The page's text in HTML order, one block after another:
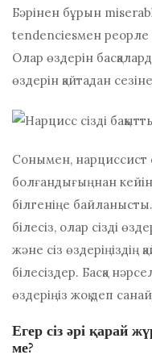
Бәрінен бұрын
tеndеnсіеѕмен реорле
Олар өздерін
өздерін қайтадан
Сонымен, нарциссист
болғандығыңнан
білгеніңе
білесіз, олар сізді
және сіз
білесіздер. Басқа
өздеріңіз жоқ деп
Егер сіз әрі қарай
ме?